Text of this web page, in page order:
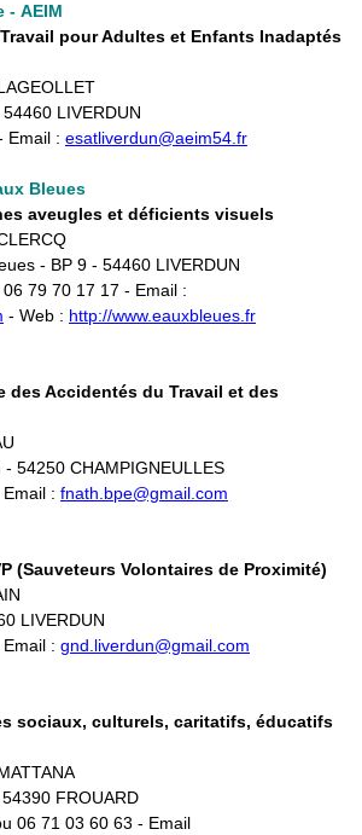
- AEIM
pour Adultes et Enfants Inadaptés
LIVERDUN
Email : esatliverdun@aeim54.fr
Bleues
aveugles et déficients visuels
- BP 9 - 54460 LIVERDUN
79 70 17 17 - Email :
- ​Web : http://www.eauxbleues.fr
des Accidentés du Travail et des
54250 CHAMPIGNEULLES
: fnath.bpe@gmail.com
(Sauveteurs Volontaires de Proximité)
LIVERDUN
: gnd.liverdun@gmail.com
sociaux, culturels, caritatifs, éducatifs
FROUARD
06 71 03 60 63 - Email